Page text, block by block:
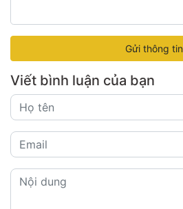
Gửi thông tin
Viết bình luận của bạn